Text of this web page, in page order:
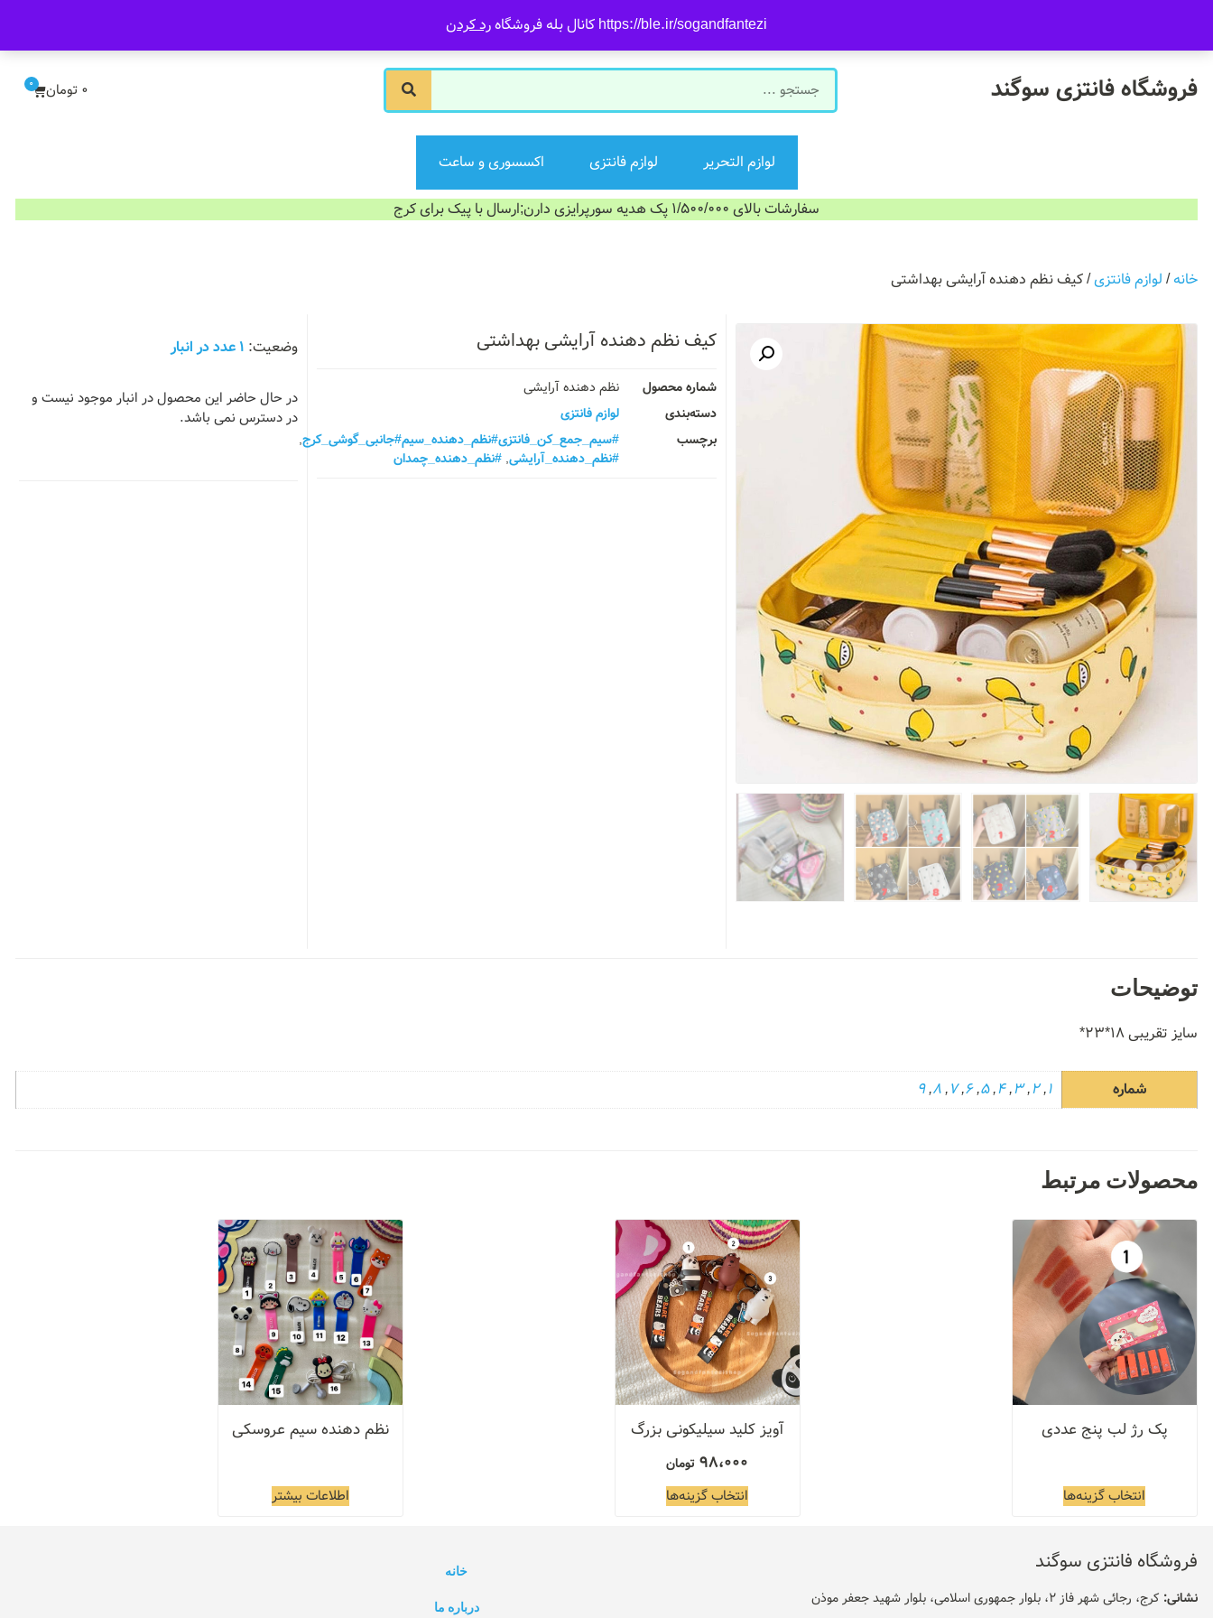
https://ble.ir/sogandfantezi کانال بله فروشگاه رد کردن
فروشگاه فانتزی سوگند 0 تومان 0
لوازم التحریر لوازم فانتزی اکسسوری و ساعت
سفارشات بالای 1/500/000 پک هدیه سورپرایزی دارن;ارسال با پیک برای کرج
خانه/ لوازم فانتزی/ کیف نظم دهنده آرایشی بهداشتی
کیف نظم دهنده آرایشی بهداشتی
شماره محصول
نظم دهنده آرایشی
دسته‌بندی
لوازم فانتزی
برچسب
#سیم_جمع_کن_فانتزی#نظم_دهنده_سیم#جانبی_گوشی_کرج,
#نظم_دهنده_آرایشی, #نظم_دهنده_چمدان
1 عدد در انبار
در حال حاضر این محصول در انبار موجود نیست و
در دسترس نمی باشد.
توضیحات
سایز تقریبی ۱۸*۲۳*
شماره 1
,
2
,
3
,
4
,
5
,
6
,
7
,
8
,
9
محصولات مرتبط
پک رژ لب پنج عددی
انتخاب گزینه‌ها
آویز کلید سیلیکونی بزرگ
98،000 تومان
انتخاب گزینه‌ها
نظم دهنده سیم عروسکی
اطلاعات بیشتر
فروشگاه فانتزی سوگند
نشانی: کرج، رجائی شهر فاز 2، بلوار جمهوری اسلامی، بلوار شهید جعفر موذن
خانه
درباره ما